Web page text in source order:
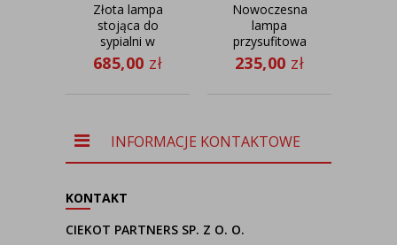
Złota lampa
stojąca do
sypialni w
stylu urban
jungle
685,00 zł
Nowoczesna
lampa
przysufitowa
DUBAJ
VELUR fi - 30
235,00 zł
INFORMACJE KONTAKTOWE
KONTAKT
CIEKOT PARTNERS SP. Z O. O.